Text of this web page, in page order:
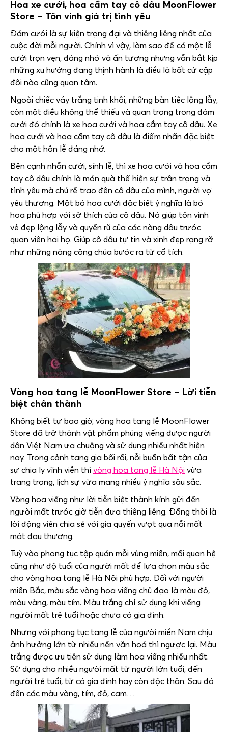
Hoa xe cưới, hoa cầm tay cô dâu MoonFlower
Store – Tôn vinh giá trị tình yêu
Đám cưới là sự kiện trọng đại và thiêng liêng nhất của
cuộc đời mỗi người. Chính vì vậy, làm sao để có một lễ
cưới trọn vẹn, đáng nhớ và ấn tượng nhưng vẫn bắt kịp
những xu hướng đang thịnh hành là điều là bất cứ cặp
đôi nào cũng quan tâm.
Ngoài chiếc váy trắng tinh khôi, những bàn tiệc lộng lẫy,
còn một điều không thể thiếu và quan trọng trong đám
cưới đó chính là xe hoa cưới và hoa cầm tay cô dâu. Xe
hoa cưới và hoa cầm tay cô dâu là điểm nhấn đặc biệt
cho một hôn lễ đáng nhớ.
Bên cạnh nhẫn cưới, sính lễ, thì xe hoa cưới và hoa cầm
tay cô dâu chính là món quà thể hiện sự trân trọng và
tình yêu mà chú rể trao đên cô dâu của mình, người vợ
yêu thương. Một bó hoa cưới đặc biệt ý nghĩa là bó
hoa phù hợp với sở thích của cô dâu. Nó giúp tôn vinh
vẻ đẹp lộng lẫy và quyến rũ của các nàng dâu trước
quan viên hai họ. Giúp cô dâu tự tin và xinh đẹp rạng rỡ
như những nàng công chúa bước ra từ cổ tích.
Vòng hoa tang lễ MoonFlower Store – Lời tiễn
biệt chân thành
Không biết tự bao giờ, vòng hoa tang lễ MoonFlower
Store đã trở thành vật phẩm phúng viếng được người
dân Việt Nam ưa chuộng và sử dụng nhiều nhất hiện
nay. Trong cảnh tang gia bối rối, nỗi buồn bất tận của
sự chia ly vĩnh viễn thì vòng hoa tang lễ Hà Nội vừa
trang trọng, lịch sự vừa mang nhiều ý nghĩa sâu sắc.
Vòng hoa viếng như lời tiễn biệt thành kính gửi đến
người mất trước giờ tiễn đưa thiêng liêng. Đồng thời là
lời động viên chia sẻ với gia quyến vượt qua nỗi mất
mát đau thương.
Tuỳ vào phong tục tập quán mỗi vùng miền, mối quan hệ
cũng như độ tuổi của người mất để lựa chọn màu sắc
cho vòng hoa tang lễ Hà Nội phù hợp. Đối với người
miền Bắc, màu sắc vòng hoa viếng chủ đạo là màu đỏ,
màu vàng, màu tím. Màu trắng chỉ sử dụng khi viếng
người mất trẻ tuổi hoặc chưa có gia đình.
Nhưng với phong tục tang lễ của người miền Nam chịu
ảnh hưởng lớn từ nhiều nền văn hoá thì ngược lại. Màu
trắng được ưu tiên sử dụng làm hoa viếng nhiều nhất.
Sử dụng cho nhiều người mất từ người lớn tuổi, đến
người trẻ tuổi, từ có gia đình hay còn độc thân. Sau đó
đến các màu vàng, tím, đỏ, cam…